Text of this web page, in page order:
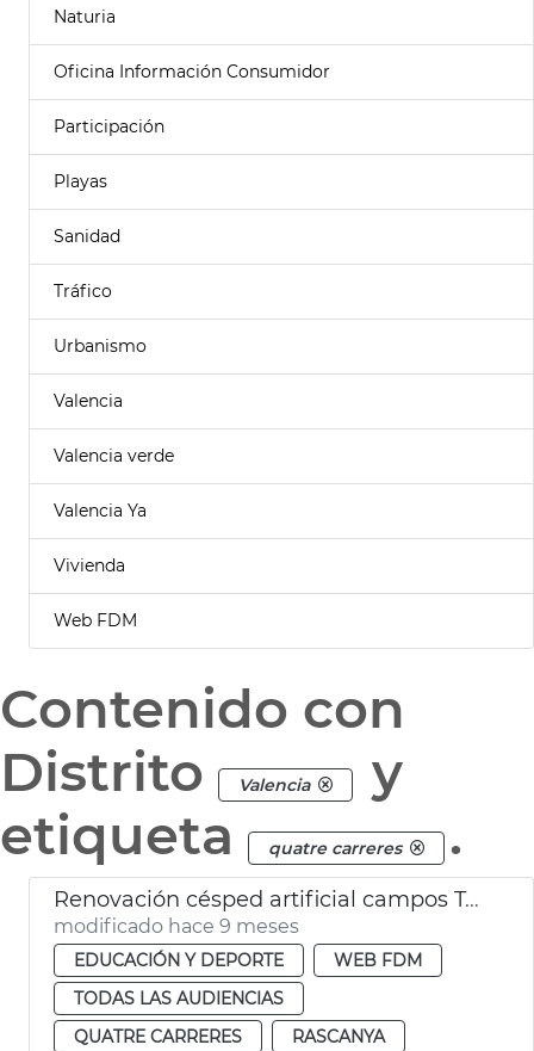
Naturia
Oficina Información Consumidor
Participación
Playas
Sanidad
Tráfico
Urbanismo
Valencia
Valencia verde
Valencia Ya
Vivienda
Web FDM
Contenido con
Distrito
Valencia
y
etiqueta
quatre carreres .
Renovación césped artificial campos Torrefiel y Quatre Carreres
modificado hace 9 meses
EDUCACIÓN Y DEPORTE
WEB FDM
TODAS LAS AUDIENCIAS
QUATRE CARRERES
RASCANYA